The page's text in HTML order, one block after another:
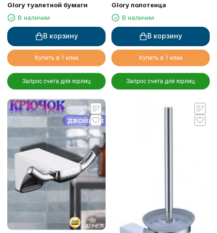
Glory туалетной бумаги
В наличии
В корзину
Купить в 1 клик
Запрос счета для юрлиц
Glory полотенца
В наличии
В корзину
Купить в 1 клик
Запрос счета для юрлиц